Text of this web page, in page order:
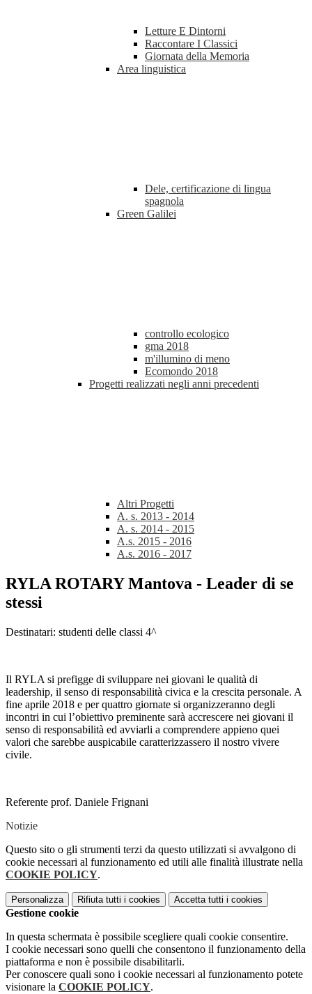
Letture E Dintorni
Raccontare I Classici
Giornata della Memoria
Area linguistica
Dele, certificazione di lingua
spagnola
Green Galilei
controllo ecologico
gma 2018
m'illumino di meno
Ecomondo 2018
Progetti realizzati negli anni precedenti
Altri Progetti
A. s. 2013 - 2014
A. s. 2014 - 2015
A.s. 2015 - 2016
A.s. 2016 - 2017
RYLA ROTARY Mantova - Leader di se
stessi
Destinatari: studenti delle classi 4^
Il RYLA si prefigge di sviluppare nei giovani le qualità di
leadership, il senso di responsabilità civica e la crescita personale. A
fine aprile 2018 e per quattro giornate si organizzeranno degli
incontri in cui l’obiettivo preminente sarà accrescere nei giovani il
senso di responsabilità ed avviarli a comprendere appieno quei
valori che sarebbe auspicabile caratterizzassero il nostro vivere
civile.
Referente prof. Daniele Frignani
Notizie
Questo sito o gli strumenti terzi da questo utilizzati si avvalgono di
cookie necessari al funzionamento ed utili alle finalità illustrate nella
COOKIE POLICY.
Personalizza Rifiuta tutti i cookies Accetta tutti i cookies
Gestione cookie
In questa schermata è possibile scegliere quali cookie consentire.
I cookie necessari sono quelli che consentono il funzionamento della
piattaforma e non è possibile disabilitarli.
Per conoscere quali sono i cookie necessari al funzionamento potete
visionare la COOKIE POLICY.